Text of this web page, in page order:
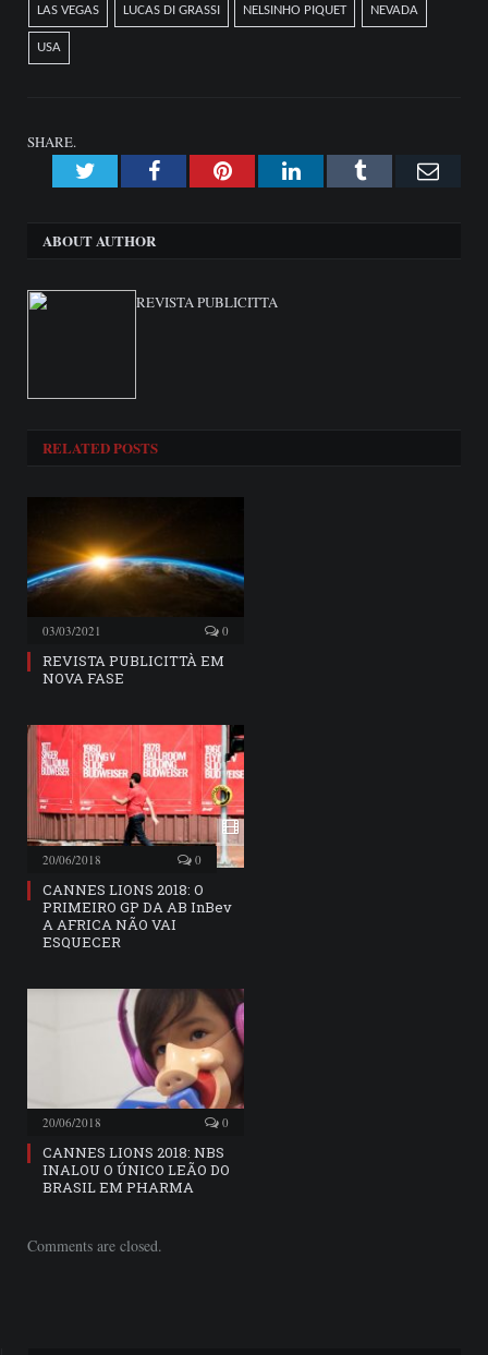
LAS VEGAS LUCAS DI GRASSI NELSINHO PIQUET NEVADA
USA
SHARE.
TwitterFacebookPinterestLinkedInTumblr
ABOUT AUTHOR
REVISTA PUBLICITTA
RELATEDPOSTS
03/03/2021 0
REVISTA PUBLICITTÀ EM
NOVA FASE
20/06/2018 0
CANNES LIONS 2018: O
PRIMEIRO GP DA AB InBev
A AFRICA NÃO VAI
ESQUECER
20/06/2018 0
CANNES LIONS 2018: NBS
INALOU O ÚNICO LEÃO DO
BRASIL EM PHARMA
Comments are closed.